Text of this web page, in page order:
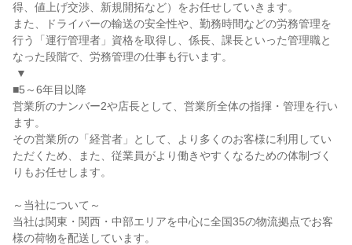
得、値上げ交渉、新規開拓など）をお任せしていきます。
また、ドライバーの輸送の安全性や、勤務時間などの労務管理を
行う「運行管理者」資格を取得し、係長、課長といった管理職と
なった段階で、労務管理の仕事も行います。
■5～6年目以降
営業所のナンバー2や店長として、営業所全体の指揮・管理を行い
ます。
その営業所の「経営者」として、より多くのお客様に利用してい
ただくため、また、従業員がより働きやすくなるための体制づく
りもお任せします。
～当社について～
当社は関東・関西・中部エリアを中心に全国35の物流拠点でお客
様の荷物を配送しています。